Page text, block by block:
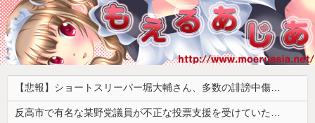
【悲報】ショートスリーパー堀大輔さん、多数の誹謗中傷で涙が止まらなくなってしまう動画がネットで話題に → ………
反高市で有名な某野党議員が不正な投票支援を受けていた過去が発掘、「説明責任があるのでは？」と揶揄されており……